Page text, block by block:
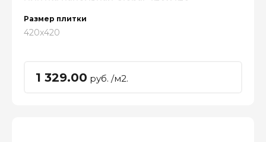
Размер плитки
420x420
1 329.00 руб. /м2.